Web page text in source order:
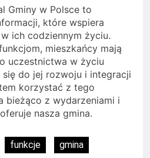
Gminy w Polsce to
które wspiera
ich codziennym życiu.
mieszkańcy mają
uczestnictwa w życiu
do jej rozwoju i integracji
korzystać z tego
bieżąco z wydarzeniami i
nasza gmina.
funkcje gmina